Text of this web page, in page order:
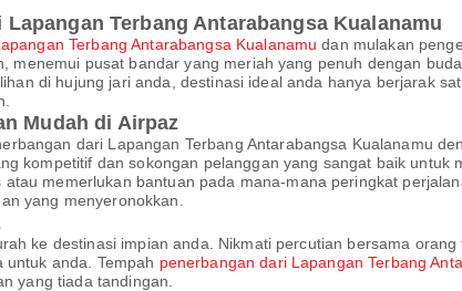
Terbang Antarabangsa Kualanamu
Terbang Antarabangsa Kualanamu dan mulakan
menemui pusat bandar yang meriah yang penuh dengan
di hujung jari anda, destinasi ideal anda hanya berjarak
Mudah di Airpaz
dari Lapangan Terbang Antarabangsa Kualanamu
kompetitif dan sokongan pelanggan yang sangat baik untuk
memerlukan bantuan pada mana-mana peringkat
yang menyeronokkan.
ke destinasi impian anda. Nikmati percutian bersama
anda. Tempah penerbangan dari Lapangan Terbang
yang tiada tandingan.